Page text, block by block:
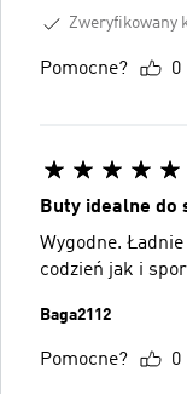
Zweryfikowany
Pomocne? 0
Buty idealne do
Wygodne. Ładnie się
codzień jak i
Baga2112
Pomocne? 0